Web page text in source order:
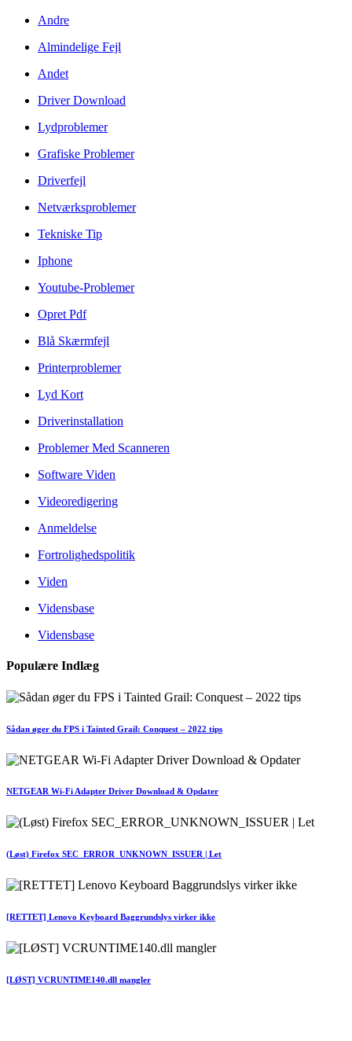
Andre
Almindelige Fejl
Andet
Driver Download
Lydproblemer
Grafiske Problemer
Driverfejl
Netværksproblemer
Tekniske Tip
Iphone
Youtube-Problemer
Opret Pdf
Blå Skærmfejl
Printerproblemer
Lyd Kort
Driverinstallation
Problemer Med Scanneren
Software Viden
Videoredigering
Anmeldelse
Fortrolighedspolitik
Viden
Vidensbase
Vidensbase
Populære Indlæg
Sådan øger du FPS i Tainted Grail: Conquest – 2022 tips
NETGEAR Wi-Fi Adapter Driver Download & Opdater
(Løst) Firefox SEC_ERROR_UNKNOWN_ISSUER | Let
[RETTET] Lenovo Keyboard Baggrundslys virker ikke
[LØST] VCRUNTIME140.dll mangler